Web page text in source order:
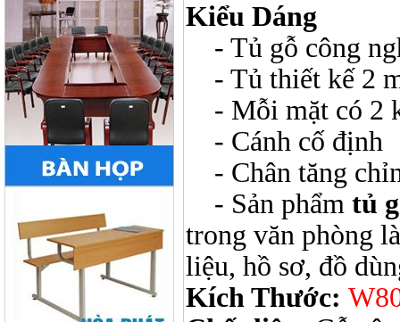
Kiểu Dáng
- Tủ gỗ công
- Tủ thiết kế 2
- Mỗi mặt có 2
- Cánh cố định
- Chân tăng
- Sản phẩm tủ
trong văn phòng
liệu, hồ sơ, đồ
Kích Thước: